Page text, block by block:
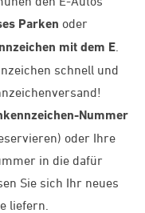
Parken oder
mit dem E
schnell und
Nummer
oder Ihre
in die dafür
Sie sich Ihr neues
liefern.